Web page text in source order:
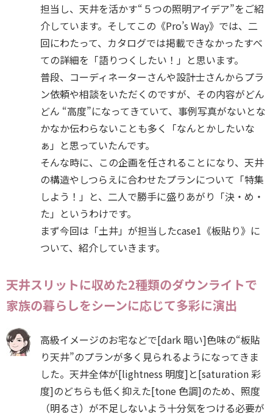
担当し、天井を活かす“５つの照明アイデア”をご紹
介しています。そしてこの《Pro’s Way》では、二
回にわたって、カタログでは掲載できなかったすべ
ての詳細を「語りつくしたい！」と思います。
普段、コーディネーターさんや設計士さんからプラ
ン依頼や相談をいただくのですが、その内容がどん
どん “高度”になってきていて、事例写真がないとな
かなか伝わらないことも多く「なんとかしたいな
ぁ」と思っていたんです。
そんな時に、この企画を任されることになり、天井
の構造やしつらえに合わせたプランについて「特集
しよう！」と、二人で勝手に盛りあがり「決・め・
た」というわけです。
まず今回は「土井」が担当したcase1《板貼り》に
ついて、紹介していきます。
天井スリットに収めた2種類のダウンライトで
家族の暮らしをシーンに応じて多彩に演出
高級イメージのお宅などで[dark 暗い]色味の“板貼
り天井”のプランが多く見られるようになってきま
した。天井全体が[lightness 明度]と[saturation 彩
度]のどちらも低く抑えた[tone 色調]のため、照度
（明るさ）が不足しないよう十分気をつける必要が